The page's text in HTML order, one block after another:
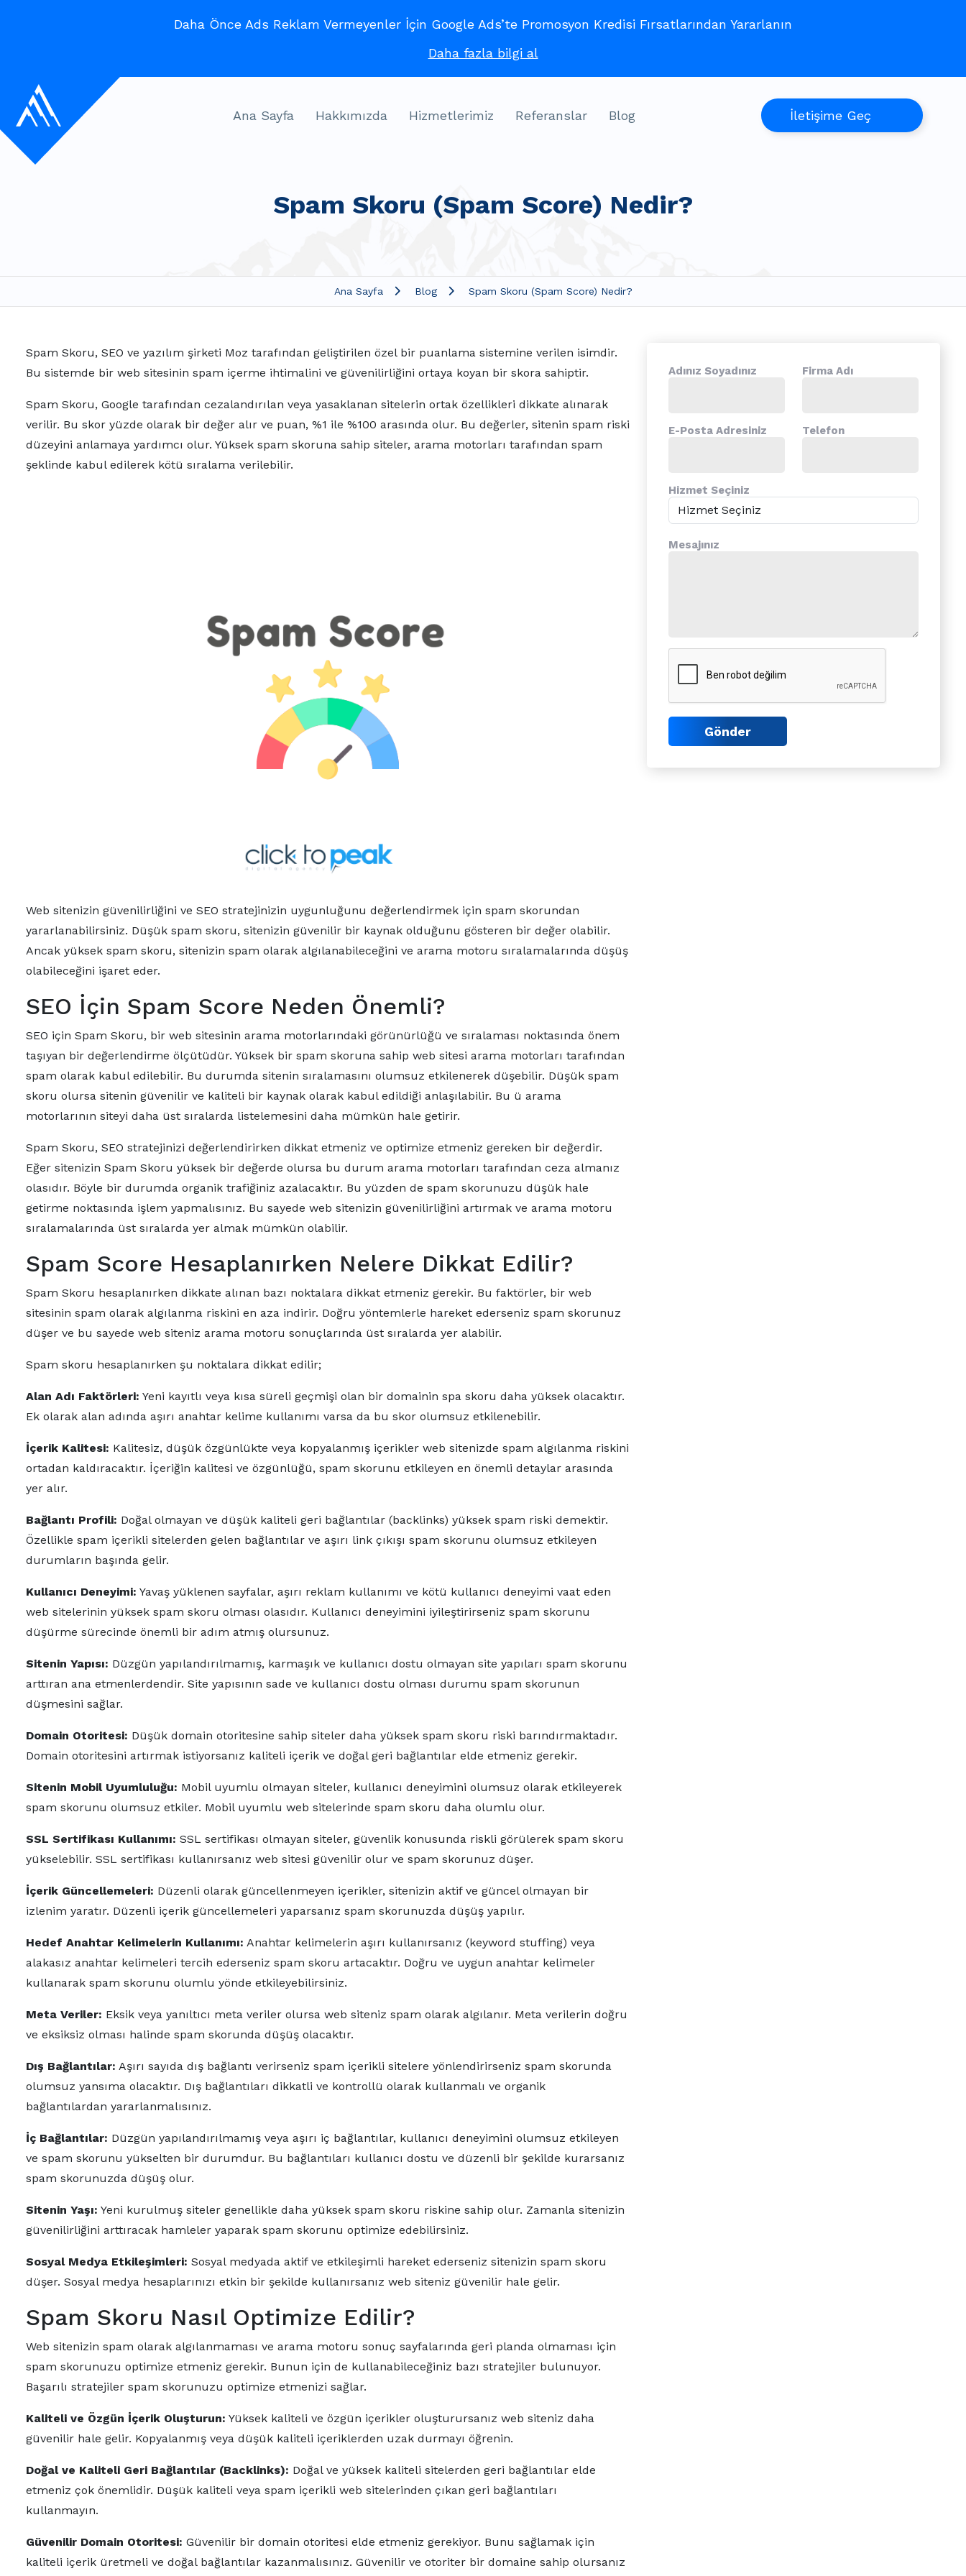
Daha Önce Ads Reklam Vermeyenler İçin Google Ads’te Promosyon Kredisi Fırsatlarından Yararlanın
Daha fazla bilgi al
Ana Sayfa Hakkımızda Hizmetlerimiz Referanslar Blog İletişime Geç
Spam Skoru (Spam Score) Nedir?
Ana Sayfa Blog Spam Skoru (Spam Score) Nedir?
Spam Skoru, SEO ve yazılım şirketi Moz tarafından geliştirilen özel bir puanlama sistemine verilen isimdir.
Bu sistemde bir web sitesinin spam içerme ihtimalini ve güvenilirliğini ortaya koyan bir skora sahiptir.
Spam Skoru, Google tarafından cezalandırılan veya yasaklanan sitelerin ortak özellikleri dikkate alınarak
verilir. Bu skor yüzde olarak bir değer alır ve puan, %1 ile %100 arasında olur. Bu değerler, sitenin spam riski
düzeyini anlamaya yardımcı olur. Yüksek spam skoruna sahip siteler, arama motorları tarafından spam
şeklinde kabul edilerek kötü sıralama verilebilir.
Web sitenizin güvenilirliğini ve SEO stratejinizin uygunluğunu değerlendirmek için spam skorundan
yararlanabilirsiniz. Düşük spam skoru, sitenizin güvenilir bir kaynak olduğunu gösteren bir değer olabilir.
Ancak yüksek spam skoru, sitenizin spam olarak algılanabileceğini ve arama motoru sıralamalarında düşüş
olabileceğini işaret eder.
SEO İçin Spam Score Neden Önemli?
SEO için Spam Skoru, bir web sitesinin arama motorlarındaki görünürlüğü ve sıralaması noktasında önem
taşıyan bir değerlendirme ölçütüdür. Yüksek bir spam skoruna sahip web sitesi arama motorları tarafından
spam olarak kabul edilebilir. Bu durumda sitenin sıralamasını olumsuz etkilenerek düşebilir. Düşük spam
skoru olursa sitenin güvenilir ve kaliteli bir kaynak olarak kabul edildiği anlaşılabilir. Bu ü arama
motorlarının siteyi daha üst sıralarda listelemesini daha mümkün hale getirir.
Spam Skoru, SEO stratejinizi değerlendirirken dikkat etmeniz ve optimize etmeniz gereken bir değerdir.
Eğer sitenizin Spam Skoru yüksek bir değerde olursa bu durum arama motorları tarafından ceza almanız
olasıdır. Böyle bir durumda organik trafiğiniz azalacaktır. Bu yüzden de spam skorunuzu düşük hale
getirme noktasında işlem yapmalısınız. Bu sayede web sitenizin güvenilirliğini artırmak ve arama motoru
sıralamalarında üst sıralarda yer almak mümkün olabilir.
Spam Score Hesaplanırken Nelere Dikkat Edilir?
Spam Skoru hesaplanırken dikkate alınan bazı noktalara dikkat etmeniz gerekir. Bu faktörler, bir web
sitesinin spam olarak algılanma riskini en aza indirir. Doğru yöntemlerle hareket ederseniz spam skorunuz
düşer ve bu sayede web siteniz arama motoru sonuçlarında üst sıralarda yer alabilir.
Spam skoru hesaplanırken şu noktalara dikkat edilir;
Alan Adı Faktörleri: Yeni kayıtlı veya kısa süreli geçmişi olan bir domainin spa skoru daha yüksek olacaktır.
Ek olarak alan adında aşırı anahtar kelime kullanımı varsa da bu skor olumsuz etkilenebilir.
İçerik Kalitesi: Kalitesiz, düşük özgünlükte veya kopyalanmış içerikler web sitenizde spam algılanma riskini
ortadan kaldıracaktır. İçeriğin kalitesi ve özgünlüğü, spam skorunu etkileyen en önemli detaylar arasında
yer alır.
Bağlantı Profili: Doğal olmayan ve düşük kaliteli geri bağlantılar (backlinks) yüksek spam riski demektir.
Özellikle spam içerikli sitelerden gelen bağlantılar ve aşırı link çıkışı spam skorunu olumsuz etkileyen
durumların başında gelir.
Kullanıcı Deneyimi: Yavaş yüklenen sayfalar, aşırı reklam kullanımı ve kötü kullanıcı deneyimi vaat eden
web sitelerinin yüksek spam skoru olması olasıdır. Kullanıcı deneyimini iyileştirirseniz spam skorunu
düşürme sürecinde önemli bir adım atmış olursunuz.
Sitenin Yapısı: Düzgün yapılandırılmamış, karmaşık ve kullanıcı dostu olmayan site yapıları spam skorunu
arttıran ana etmenlerdendir. Site yapısının sade ve kullanıcı dostu olması durumu spam skorunun
düşmesini sağlar.
Domain Otoritesi: Düşük domain otoritesine sahip siteler daha yüksek spam skoru riski barındırmaktadır.
Domain otoritesini artırmak istiyorsanız kaliteli içerik ve doğal geri bağlantılar elde etmeniz gerekir.
Sitenin Mobil Uyumluluğu: Mobil uyumlu olmayan siteler, kullanıcı deneyimini olumsuz olarak etkileyerek
spam skorunu olumsuz etkiler. Mobil uyumlu web sitelerinde spam skoru daha olumlu olur.
SSL Sertifikası Kullanımı: SSL sertifikası olmayan siteler, güvenlik konusunda riskli görülerek spam skoru
yükselebilir. SSL sertifikası kullanırsanız web sitesi güvenilir olur ve spam skorunuz düşer.
İçerik Güncellemeleri: Düzenli olarak güncellenmeyen içerikler, sitenizin aktif ve güncel olmayan bir
izlenim yaratır. Düzenli içerik güncellemeleri yaparsanız spam skorunuzda düşüş yapılır.
Hedef Anahtar Kelimelerin Kullanımı: Anahtar kelimelerin aşırı kullanırsanız (keyword stuffing) veya
alakasız anahtar kelimeleri tercih ederseniz spam skoru artacaktır. Doğru ve uygun anahtar kelimeler
kullanarak spam skorunu olumlu yönde etkileyebilirsiniz.
Meta Veriler: Eksik veya yanıltıcı meta veriler olursa web siteniz spam olarak algılanır. Meta verilerin doğru
ve eksiksiz olması halinde spam skorunda düşüş olacaktır.
Dış Bağlantılar: Aşırı sayıda dış bağlantı verirseniz spam içerikli sitelere yönlendirirseniz spam skorunda
olumsuz yansıma olacaktır. Dış bağlantıları dikkatli ve kontrollü olarak kullanmalı ve organik
bağlantılardan yararlanmalısınız.
İç Bağlantılar: Düzgün yapılandırılmamış veya aşırı iç bağlantılar, kullanıcı deneyimini olumsuz etkileyen
ve spam skorunu yükselten bir durumdur. Bu bağlantıları kullanıcı dostu ve düzenli bir şekilde kurarsanız
spam skorunuzda düşüş olur.
Sitenin Yaşı: Yeni kurulmuş siteler genellikle daha yüksek spam skoru riskine sahip olur. Zamanla sitenizin
güvenilirliğini arttıracak hamleler yaparak spam skorunu optimize edebilirsiniz.
Sosyal Medya Etkileşimleri: Sosyal medyada aktif ve etkileşimli hareket ederseniz sitenizin spam skoru
düşer. Sosyal medya hesaplarınızı etkin bir şekilde kullanırsanız web siteniz güvenilir hale gelir.
Spam Skoru Nasıl Optimize Edilir?
Web sitenizin spam olarak algılanmaması ve arama motoru sonuç sayfalarında geri planda olmaması için
spam skorunuzu optimize etmeniz gerekir. Bunun için de kullanabileceğiniz bazı stratejiler bulunuyor.
Başarılı stratejiler spam skorunuzu optimize etmenizi sağlar.
Kaliteli ve Özgün İçerik Oluşturun: Yüksek kaliteli ve özgün içerikler oluşturursanız web siteniz daha
güvenilir hale gelir. Kopyalanmış veya düşük kaliteli içeriklerden uzak durmayı öğrenin.
Doğal ve Kaliteli Geri Bağlantılar (Backlinks): Doğal ve yüksek kaliteli sitelerden geri bağlantılar elde
etmeniz çok önemlidir. Düşük kaliteli veya spam içerikli web sitelerinden çıkan geri bağlantıları
kullanmayın.
Güvenilir Domain Otoritesi: Güvenilir bir domain otoritesi elde etmeniz gerekiyor. Bunu sağlamak için
kaliteli içerik üretmeli ve doğal bağlantılar kazanmalısınız. Güvenilir ve otoriter bir domaine sahip olursanız
Adınız Soyadınız Firma Adı
E-Posta Adresiniz Telefon
Hizmet Seçiniz
Mesajınız
Gönder